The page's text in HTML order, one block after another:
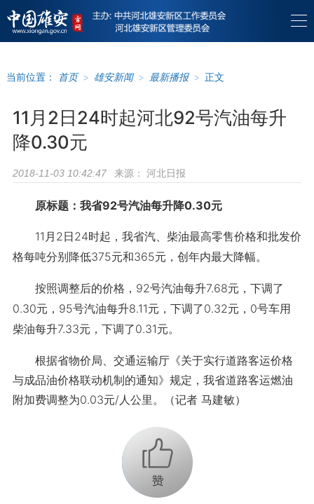
当前位置： 首页 > 雄安新闻 > 最新播报 > 正文
11月2日24时起河北92号汽油每升
降0.30元
2018-11-03 10:42:47 来源： 河北日报
原标题：我省92号汽油每升降0.30元
11月2日24时起，我省汽、柴油最高零售价格和批发价
格每吨分别降低375元和365元，创年内最大降幅。
按照调整后的价格，92号汽油每升7.68元，下调了
0.30元，95号汽油每升8.11元，下调了0.32元，0号车用
柴油每升7.33元，下调了0.31元。
根据省物价局、交通运输厅《关于实行道路客运价格
与成品油价格联动机制的通知》规定，我省道路客运燃油
附加费调整为0.03元/人公里。（记者 马建敏）
+1